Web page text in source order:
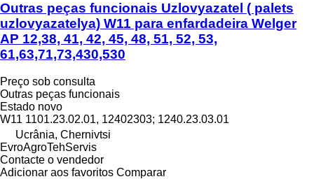
Outras peças funcionais Uzlovyazatel ( palets
uzlovyazatelya) W11 para enfardadeira Welger
AP 12,38, 41, 42, 45, 48, 51, 52, 53,
61,63,71,73,430,530
Preço sob consulta
Outras peças funcionais
Estado novo
W11 1101.23.02.01, 12402303; 1240.23.03.01
Ucrânia, Chernivtsi
EvroAgroTehServis
Contacte o vendedor
Adicionar aos favoritos Comparar